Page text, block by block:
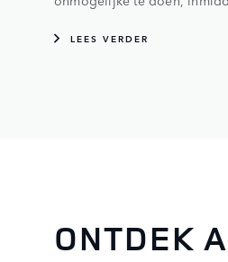
LEES VERDER
ONTDEK